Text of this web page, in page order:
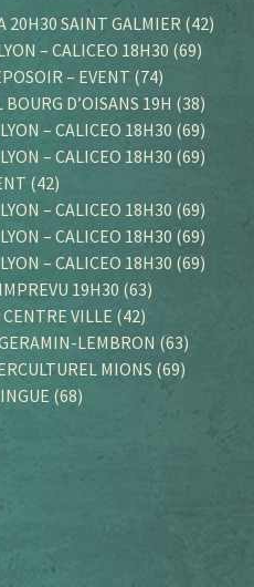
20H30 SAINT GALMIER (42)
– CALICEO 18H30 (69)
– EVENT (74)
D’OISANS 19H (38)
– CALICEO 18H30 (69)
– CALICEO 18H30 (69)
(42)
– CALICEO 18H30 (69)
– CALICEO 18H30 (69)
– CALICEO 18H30 (69)
19H30 (63)
VILLE (42)
LEMBRON (63)
MIONS (69)
(68)